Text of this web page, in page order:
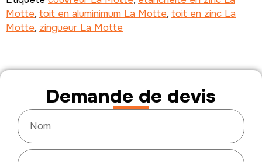
Motte, toit en aluminimum La Motte, toit en zinc La
Motte, zingueur La Motte
Demande de devis